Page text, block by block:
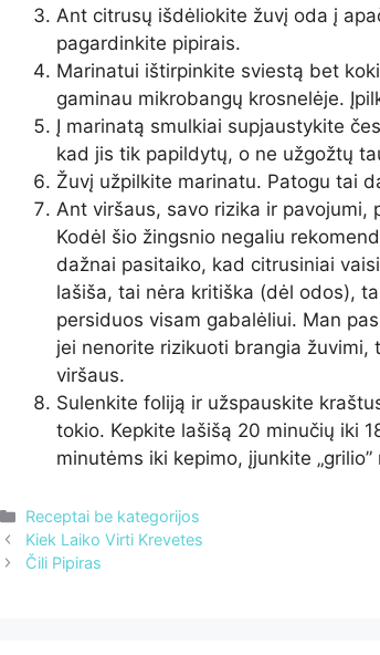
Ant citrusų išdėliokite žuvį oda į
pagardinkite pipirais.
Marinatui ištirpinkite sviestą bet
gaminau mikrobangų krosnelėje.
Į marinatą smulkiai supjaustykite
kad jis tik papildytų, o ne užgožtų
Žuvį užpilkite marinatu. Patogu tai
Ant viršaus, savo rizika ir pavojumi,
Kodėl šio žingsnio negaliu
dažnai pasitaiko, kad citrusiniai
lašiša, tai nėra kritiška (dėl odos),
persiduos visam gabalėliui. Man
jei nenorite rizikuoti brangia
viršaus.
Sulenkite foliją ir užspauskite
tokio. Kepkite lašišą 20 minučių iki
minutėms iki kepimo, įjunkite „grilio”
Kategorijos
Receptai be kategorijos
Kiek Laiko Virti Krevetes
Čili Pipiras